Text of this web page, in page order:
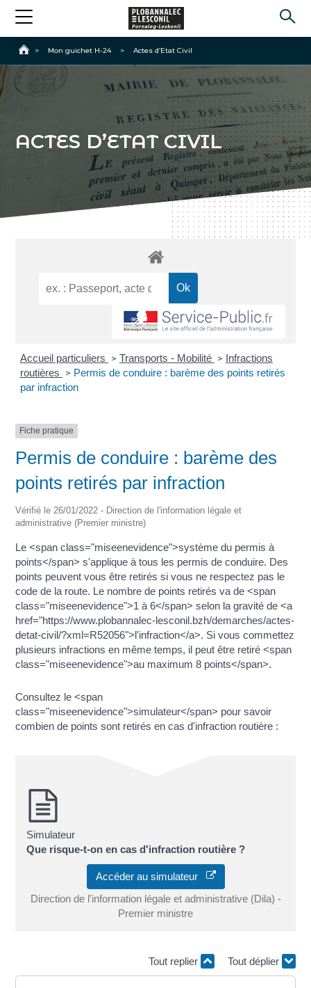
Accueil
> Mon guichet H-24 > Actes d’Etat Civil
ACTES D’ETAT CIVIL
Accueil particuliers > Transports - Mobilité > Infractions
routières
> Permis de conduire : barème des points retirés
par infraction
Fiche pratique
Permis de conduire : barème des
points retirés par infraction
Vérifié le 26/01/2022 - Direction de l'information légale et
administrative (Premier ministre)
Le <span class="miseenevidence">système du permis à
points</span> s'applique à tous les permis de conduire. Des
points peuvent vous être retirés si vous ne respectez pas le
code de la route. Le nombre de points retirés va de <span
class="miseenevidence">1 à 6</span> selon la gravité de <a
href="https://www.plobannalec-lesconil.bzh/demarches/actes-
detat-civil/?xml=R52056">l'infraction</a>. Si vous commettez
plusieurs infractions en même temps, il peut être retiré <span
class="miseenevidence">au maximum 8 points</span>.
Consultez le <span
class="miseenevidence">simulateur</span> pour savoir
combien de points sont retirés en cas d'infraction routière :
Simulateur
Que risque-t-on en cas d'infraction routière ?
Accéder au simulateur
Direction de l'information légale et administrative (Dila) -
Premier ministre
Tout replier Tout déplier